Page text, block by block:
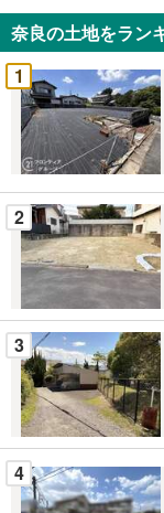
知
を
受
け
取
る
・
件
を
マ
ペ
ー
ジ
に
保
存
す
る
奈良の土地をラン
1
2
3
4